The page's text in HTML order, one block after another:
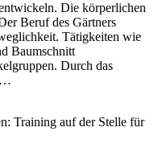
Die körperlichen
Beruf des Gärtners
Tätigkeiten wie
Baumschnitt
Durch das
Training auf der Stelle für